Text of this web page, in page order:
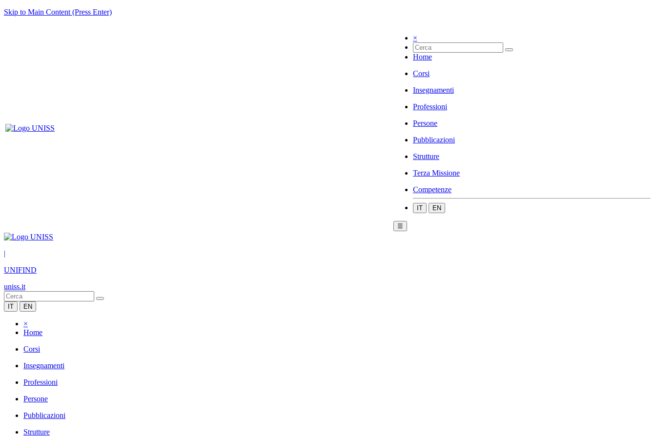
Skip to Main Content (Press Enter)
×
Home
Corsi
Insegnamenti
Professioni
Persone
Pubblicazioni
Strutture
Terza Missione
Competenze
IT EN
☰
|
UNIFIND
uniss.it
IT EN
×
Home
Corsi
Insegnamenti
Professioni
Persone
Pubblicazioni
Strutture